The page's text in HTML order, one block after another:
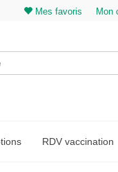
Mes favoris Mon
RDV vaccination